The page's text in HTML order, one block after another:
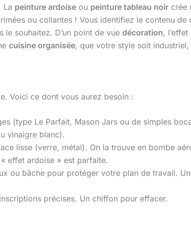
La peinture ardoise ou peinture tableau noir crée
ou collantes ! Vous identifiez le contenu de
souhaitez. D’un point de vue décoration,
cuisine organisée, que votre style soit
Voici ce dont vous aurez besoin :
(type Le Parfait, Mason Jars ou de simples
vinaigre blanc).
lisse (verre, métal). On la trouve en bombe
effet ardoise » est parfaite.
ou bâche pour protéger votre plan de travail.
précises. Un chiffon pour effacer.